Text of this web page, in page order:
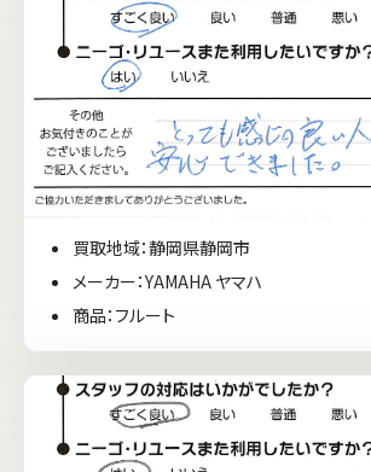
買取地域：静岡県静岡市
メーカー：YAMAHA ヤマハ
商品：フルート